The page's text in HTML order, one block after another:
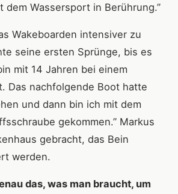
dem Wassersport in Berührung.”
Wakeboarden intensiver zu
seine ersten Sprünge, bis es
mit 14 Jahren bei einem
Das nachfolgende Boot hatte
und dann bin ich mit dem
gekommen.” Markus
gebracht, das Bein
werden.
das, was man braucht, um